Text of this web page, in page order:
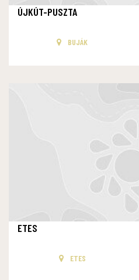
ÚJKÚT-PUSZTA
BUJÁK
ETES
ETES